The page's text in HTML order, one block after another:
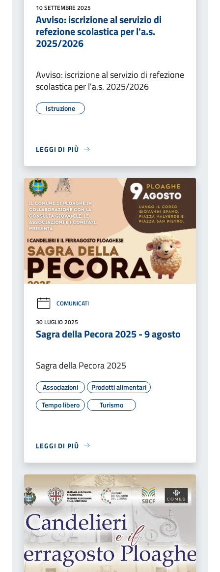
10 SETTEMBRE 2025
Avviso: iscrizione al servizio di
refezione scolastica per l'a.s.
2025/2026
Avviso: iscrizione al servizio di refezione
scolastica per l'a.s. 2025/2026
Istruzione
LEGGI DI PIÙ
COMUNICATI
30 LUGLIO 2025
Sagra della Pecora 2025 - 9 agosto
Sagra della Pecora 2025
Associazioni
Prodotti alimentari
Tempo libero
Turismo
LEGGI DI PIÙ